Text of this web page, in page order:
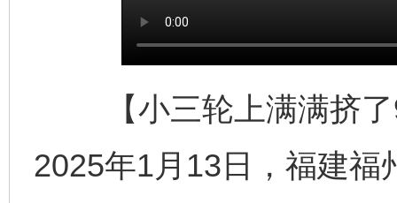
【小三轮上满满挤了9
2025年1月13日，福建福